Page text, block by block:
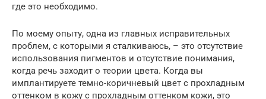
где это необходимо.
По моему опыту, одна из главных исправительных
проблем, с которыми я сталкиваюсь, – это отсутствие
использования пигментов и отсутствие понимания,
когда речь заходит о теории цвета. Когда вы
имплантируете темно-коричневый цвет с прохладным
оттенком в кожу с прохладным оттенком кожи, это